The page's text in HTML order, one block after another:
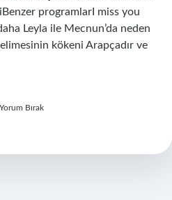
programlarI miss you
Leyla ile Mecnun’da neden
kökeni Arapçadır ve
Yorum Bırak